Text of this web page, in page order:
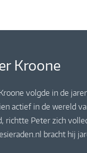
Kroone
volgde in de
actief in de wereld
richtte Peter zich
bracht hij